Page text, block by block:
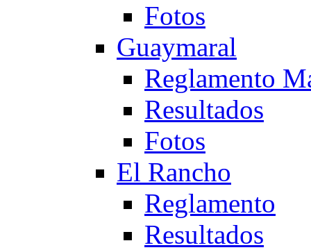
Fotos
Guaymaral
Reglamento
Resultados
Fotos
El Rancho
Reglamento
Resultados